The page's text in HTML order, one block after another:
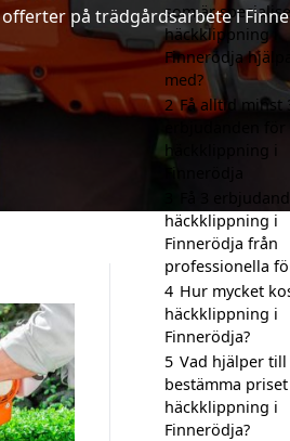
på trädgårdsarbete i
som är
häckklippning i
Finnerödja
med?
2 Få alltid minst
häckklippning i
Finnerödja
Få 3
häckklippning i
Finnerödja från
professionella
4 Hur mycket
häckklippning i
Finnerödja?
5 Vad hjälper
bestämma
häckklippning i
Finnerödja?